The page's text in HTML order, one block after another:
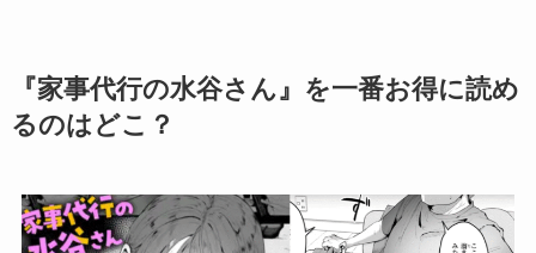
『家事代行の水谷さん』を一番お得に読め
るのはどこ？